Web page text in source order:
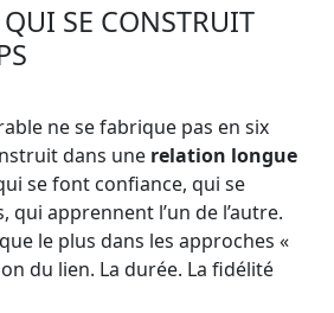
SE CONSTRUIT
ne se fabrique pas en six
dans une relation longue
se font confiance, qui se
apprennent l’un de l’autre.
le plus dans les approches «
du lien. La durée. La fidélité